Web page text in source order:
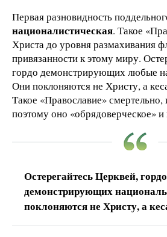
Первая разновидность
националистическая. Такое
Христа до уровня размахивания
привязанности к этому миру.
гордо демонстрирующих любые
Они поклоняются не Христу, а
Такое «Православие»
поэтому оно «обрядоверческое»
Остерегайтесь Церквей, гордо
демонстрирующих
поклоняются не Христу, а